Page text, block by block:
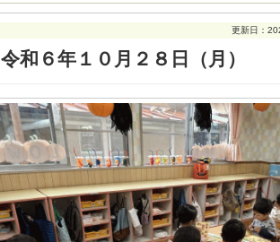
更新日：
令和６年１０月２８日（月）